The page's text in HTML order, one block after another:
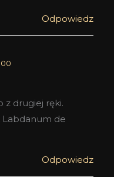
Odpowiedz
z drugiej ręki.
de
Odpowiedz